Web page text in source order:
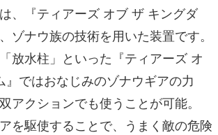
、『ティアーズ オブ ザ キングダ
ゾナウ族の技術を用いた装置です。
放水柱」といった『ティアーズ オ
』ではおなじみのゾナウギアの力
アクションでも使うことが可能。
を駆使することで、うまく敵の危険